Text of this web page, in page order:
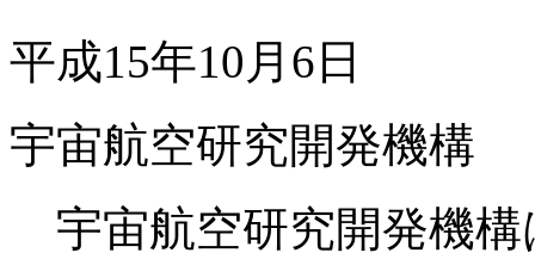
平成15年10月6日
宇宙航空研究開発機構
宇宙航空研究開発機